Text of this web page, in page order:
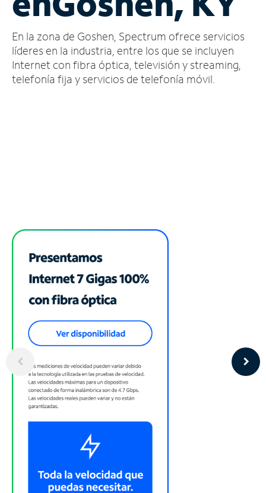
cuenta
Encuentra
una
tienda
En la zona de Goshen, Spectrum ofrece servicios
líderes en la industria, entre los que se incluyen
Internet con fibra óptica, televisión y streaming,
telefonía fija y servicios de telefonía móvil.